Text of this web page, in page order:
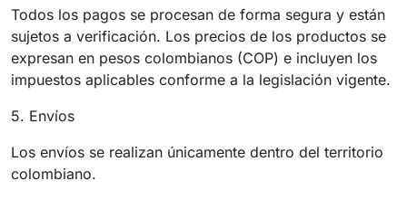
Todos los pagos se procesan de forma segura y están
sujetos a verificación. Los precios de los productos se
expresan en pesos colombianos (COP) e incluyen los
impuestos aplicables conforme a la legislación vigente.
5. Envíos
Los envíos se realizan únicamente dentro del territorio
colombiano.